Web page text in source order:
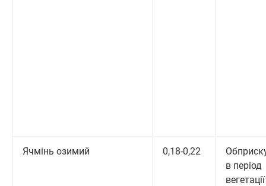
Ячмінь озимий 0,18-0,22
в період